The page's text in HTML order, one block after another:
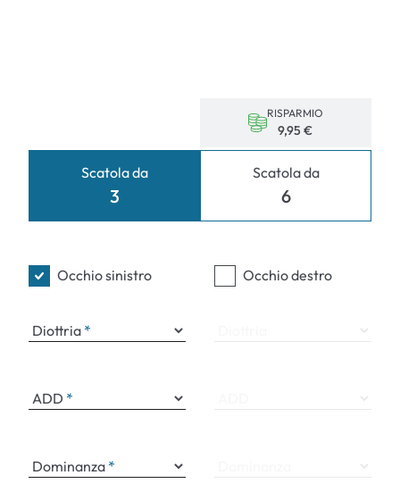
Scatola da
3
RISPARMIO
9,95 €
Scatola da
6
Occhio sinistro
Diottria
ADD
Dominanza
Occhio destro